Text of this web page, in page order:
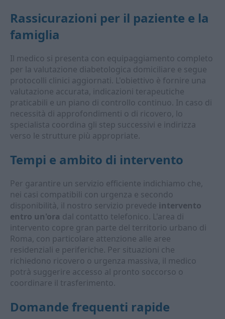
Rassicurazioni per il paziente e la
famiglia
Il medico si presenta con equipaggiamento completo
per la valutazione diabetologica domiciliare e segue
protocolli clinici aggiornati. L'obiettivo è fornire una
valutazione accurata, indicazioni terapeutiche
praticabili e un piano di controllo continuo. In caso di
necessità di approfondimenti o di ricovero, lo
specialista coordina gli step successivi e indirizza
verso le strutture più appropriate.
Tempi e ambito di intervento
Per garantire un servizio efficiente indichiamo che,
nei casi compatibili con urgenza e secondo
disponibilità, il nostro servizio prevede intervento
entro un'ora dal contatto telefonico. L'area di
intervento copre gran parte del territorio urbano di
Roma, con particolare attenzione alle aree
residenziali e periferiche. Per situazioni che
richiedono ricovero o urgenza massiva, il medico
potrà suggerire accesso al pronto soccorso o
coordinare il trasferimento.
Domande frequenti rapide